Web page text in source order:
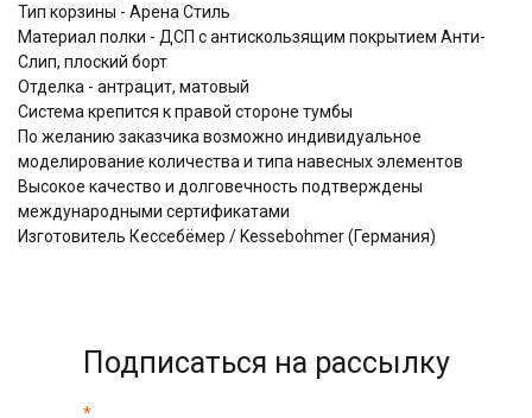
Тип корзины - Арена Стиль
Материал полки - ДСП с антискользящим покрытием Анти-
Слип, плоский борт
Отделка - антрацит, матовый
Система крепится к правой стороне тумбы
По желанию заказчика возможно индивидуальное
моделирование количества и типа навесных элементов
Высокое качество и долговечность подтверждены
международными сертификатами
Изготовитель Кессебёмер / Kessebohmer (Германия)
Подписаться на рассылку
*